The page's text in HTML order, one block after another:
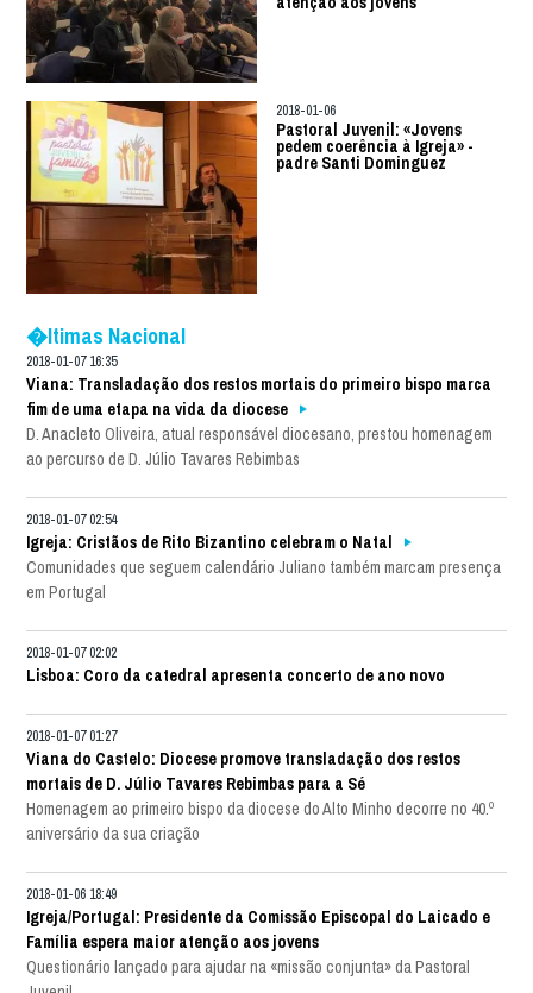
2018-01-06
Pastoral Juvenil: «Jovens
pedem coerência à Igreja» -
padre Santi Dominguez
�ltimas Nacional
2018-01-07 16:35
Viana: Transladação dos restos mortais do primeiro bispo marca
fim de uma etapa na vida da diocese
D. Anacleto Oliveira, atual responsável diocesano, prestou homenagem
ao percurso de D. Júlio Tavares Rebimbas
2018-01-07 02:54
Igreja: Cristãos de Rito Bizantino celebram o Natal
Comunidades que seguem calendário Juliano também marcam presença
em Portugal
2018-01-07 02:02
Lisboa: Coro da catedral apresenta concerto de ano novo
2018-01-07 01:27
Viana do Castelo: Diocese promove transladação dos restos
mortais de D. Júlio Tavares Rebimbas para a Sé
Homenagem ao primeiro bispo da diocese do Alto Minho decorre no 40.º
aniversário da sua criação
2018-01-06 18:49
Igreja/Portugal: Presidente da Comissão Episcopal do Laicado e
Família espera maior atenção aos jovens
Questionário lançado para ajudar na «missão conjunta» da Pastoral